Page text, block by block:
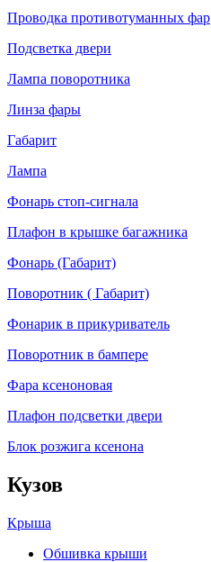
Проводка противотуманных фар
Подсветка двери
Лампа поворотника
Линза фары
Габарит
Лампа
Фонарь стоп-сигнала
Плафон в крышке багажника
Фонарь (Габарит)
Поворотник ( Габарит)
Фонарик в прикуриватель
Поворотник в бампере
Фара ксеноновая
Плафон подсветки двери
Блок розжига ксенона
Кузов
Крыша
Обшивка крыши